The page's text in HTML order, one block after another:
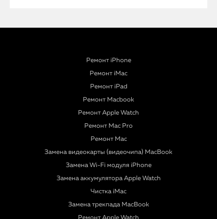
Ремонт iPhone
Ремонт iMac
Ремонт iPad
Ремонт Macbook
Ремонт Apple Watch
Ремонт Mac Pro
Ремонт Mac
Замена видеокарты (видеочипа) MacBook
Замена Wi-Fi модуля iPhone
Замена аккумулятора Apple Watch
Чистка iMac
Замена трекпада MacBook
Ремонт Apple Watch